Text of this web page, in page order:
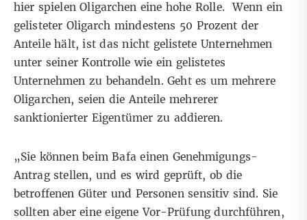
hier spielen Oligarchen eine hohe Rolle. Wenn ein
gelisteter Oligarch mindestens 50 Prozent der
Anteile hält, ist das nicht gelistete Unternehmen
unter seiner Kontrolle wie ein gelistetes
Unternehmen zu behandeln. Geht es um mehrere
Oligarchen, seien die Anteile mehrerer
sanktionierter Eigentümer zu addieren.
„Sie können beim Bafa einen Genehmigungs-
Antrag stellen, und es wird geprüft, ob die
betroffenen Güter und Personen sensitiv sind. Sie
sollten aber eine eigene Vor-Prüfung durchführen,